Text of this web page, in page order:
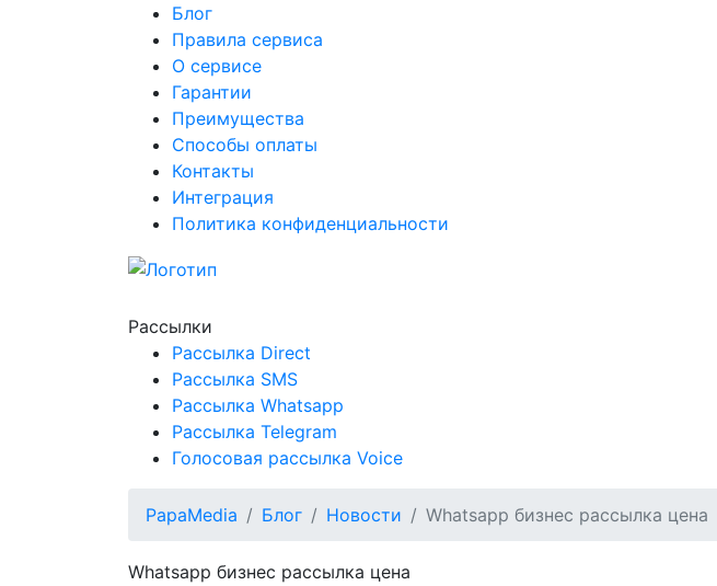
Блог
Правила сервиса
О сервисе
Гарантии
Преимущества
Способы оплаты
Контакты
Интеграция
Политика конфиденциальности
Рассылки
Рассылка Direct
Рассылка SMS
Рассылка Whatsapp
Рассылка Telegram
Голосовая рассылка Voice
PapaMedia Блог Новости Whatsapp бизнес рассылка цена
Whatsapp бизнес рассылка цена